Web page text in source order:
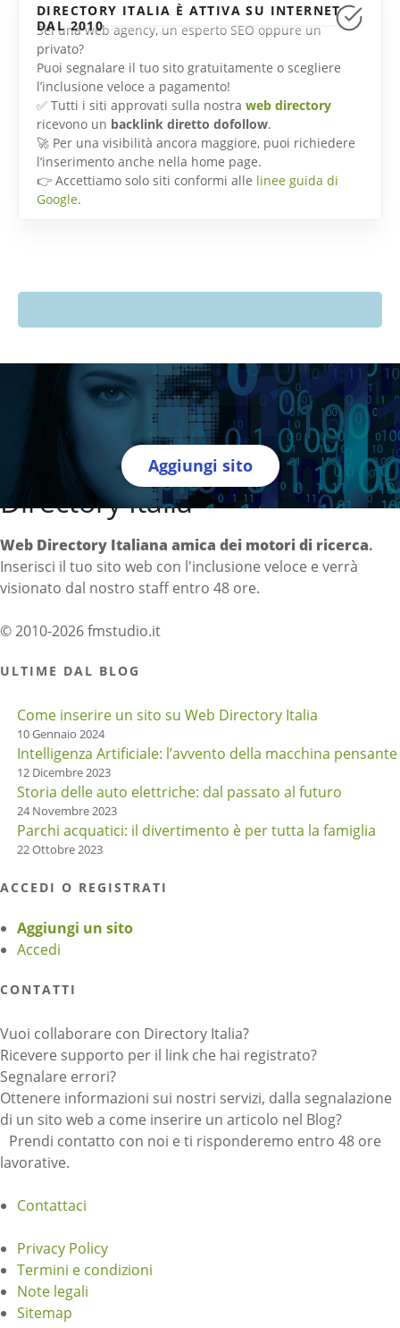
DIRECTORY ITALIA È ATTIVA SU INTERNET
DAL 2010
Sei una web agency, un esperto SEO oppure un
privato?
Puoi segnalare il tuo sito gratuitamente o scegliere
l’inclusione veloce a pagamento!
✅ Tutti i siti approvati sulla nostra web directory
ricevono un backlink diretto dofollow.
🚀 Per una visibilità ancora maggiore, puoi richiedere
l’inserimento anche nella home page.
👉 Accettiamo solo siti conformi alle linee guida di
Google.
Aggiungi sito
Directory Italia
Web Directory Italiana amica dei motori di ricerca.
Inserisci il tuo sito web con l'inclusione veloce e verrà
visionato dal nostro staff entro 48 ore.
© 2010-2026 fmstudio.it
ULTIME DAL BLOG
Come inserire un sito su Web Directory Italia
10 Gennaio 2024
Intelligenza Artificiale: l’avvento della macchina pensante
12 Dicembre 2023
Storia delle auto elettriche: dal passato al futuro
24 Novembre 2023
Parchi acquatici: il divertimento è per tutta la famiglia
22 Ottobre 2023
ACCEDI O REGISTRATI
Aggiungi un sito
Accedi
CONTATTI
Vuoi collaborare con Directory Italia?
Ricevere supporto per il link che hai registrato?
Segnalare errori?
Ottenere informazioni sui nostri servizi, dalla segnalazione
di un sito web a come inserire un articolo nel Blog?
Prendi contatto con noi e ti risponderemo entro 48 ore
lavorative.
Contattaci
Privacy Policy
Termini e condizioni
Note legali
Sitemap